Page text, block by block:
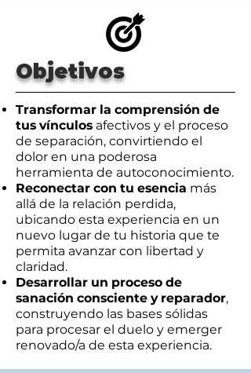
Objetivos
Transformar la comprensión de
tus vínculos afectivos y el proceso
de separación, convirtiendo el
dolor en una poderosa
herramienta de autoconocimiento.
Reconectar con tu esencia más
allá de la relación perdida,
ubicando esta experiencia en un
nuevo lugar de tu historia que te
permita avanzar con libertad y
claridad.
Desarrollar un proceso de
sanación consciente y reparador,
construyendo las bases sólidas
para procesar el duelo y emerger
renovado/a de esta experiencia.